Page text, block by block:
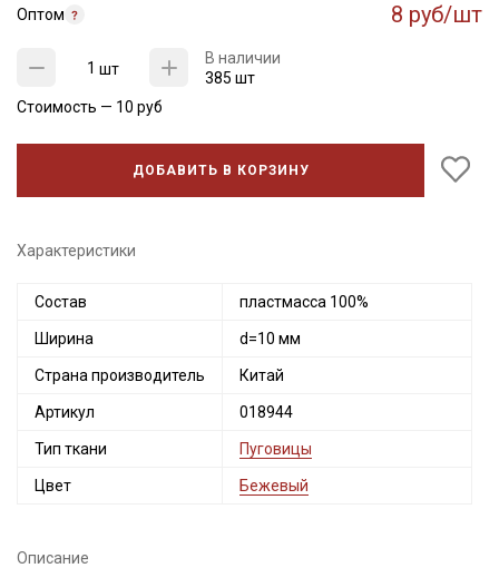
Оптом 8 руб/шт
шт
В наличии
385 шт
Стоимость — 10 руб
ДОБАВИТЬ В КОРЗИНУ
Характеристики
Состав пластмасса 100%
Ширина d=10 мм
Страна производитель Китай
Артикул 018944
Тип ткани Пуговицы
Цвет Бежевый
Описание
Секретная рассылка от Купава
Мы публикуем здесь дополнительные
категории тканей